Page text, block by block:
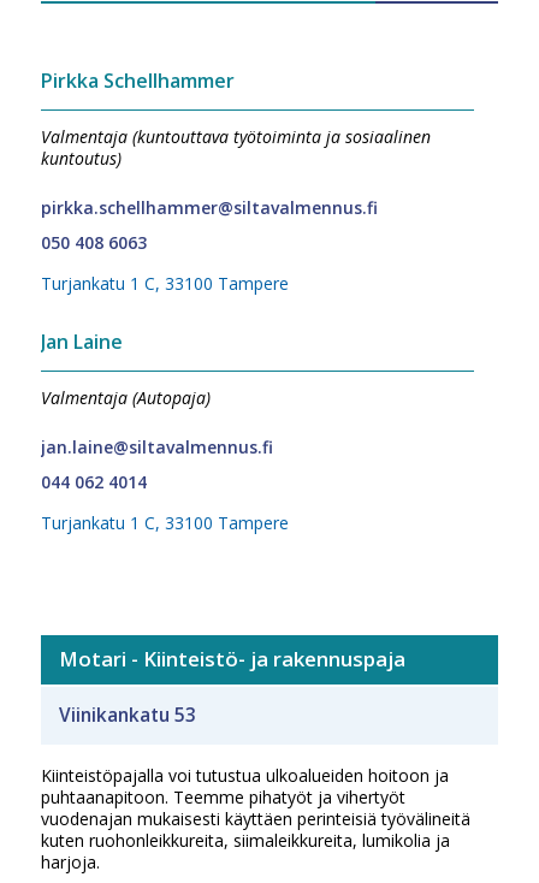
Pirkka Schellhammer
Valmentaja (kuntouttava työtoiminta ja sosiaalinen
kuntoutus)
pirkka.schellhammer@siltavalmennus.fi
050 408 6063
Turjankatu 1 C, 33100 Tampere
Jan Laine
Valmentaja (Autopaja)
jan.laine@siltavalmennus.fi
044 062 4014
Turjankatu 1 C, 33100 Tampere
Motari - Kiinteistö- ja rakennuspaja
Viinikankatu 53
Kiinteistöpajalla voi tutustua ulkoalueiden hoitoon ja
puhtaanapitoon. Teemme pihatyöt ja vihertyöt
vuodenajan mukaisesti käyttäen perinteisiä työvälineitä
kuten ruohonleikkureita, siimaleikkureita, lumikolia ja
harjoja.